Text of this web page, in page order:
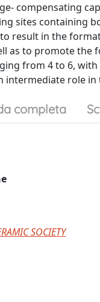
compensating
sites containing
result in the
as to promote the
from 4 to 6,
role in
completa
SOCIETY